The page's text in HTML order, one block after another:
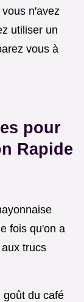
n'avez
utiliser un
vous à
pour
Rapide
fois qu'on a
trucs
goût du café